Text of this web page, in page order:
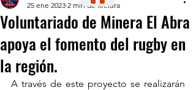
Voluntariado de Minera El Abra
apoya el fomento del rugby en
la región.
25 ene 2023 2 min de lectura
A través de este proyecto se realizarán